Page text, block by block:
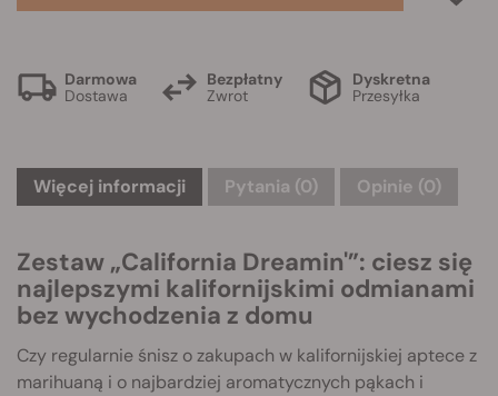
Darmowa
Dostawa
Bezpłatny
Zwrot
Dyskretna
Przesyłka
Więcej informacji Pytania (0) Opinie (0)
Zestaw „California Dreamin'”: ciesz się
najlepszymi kalifornijskimi odmianami
bez wychodzenia z domu
Czy regularnie śnisz o zakupach w kalifornijskiej aptece z
marihuaną i o najbardziej aromatycznych pąkach i